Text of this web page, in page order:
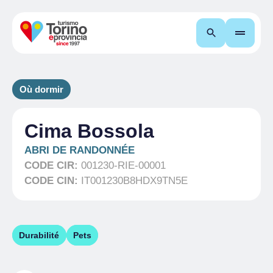
Recherche
Où dormir
Cima Bossola
ABRI DE RANDONNÉE
CODE CIR: 001230-RIE-00001
CODE CIN: IT001230B8HDX9TN5E
Durabilité Pets